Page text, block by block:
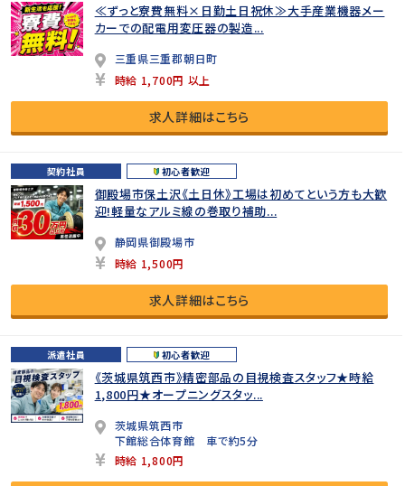
≪ずっと寮費無料×日勤土日祝休≫大手産業機器メー
カーでの配電用変圧器の製造...
三重県三重郡朝日町
時給 1,700円 以上
求人詳細はこちら
契約社員 初心者歓迎
御殿場市保土沢《土日休》工場は初めてという方も大歓
迎!軽量なアルミ線の巻取り補助...
静岡県御殿場市
時給 1,500円
求人詳細はこちら
派遣社員 初心者歓迎
《茨城県筑西市》精密部品の目視検査スタッフ★時給
1,800円★オープニングスタッ...
茨城県筑西市
下館総合体育館 車で約5分
時給 1,800円